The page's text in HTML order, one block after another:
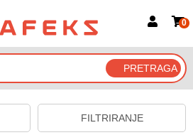
Prijavite se Google nalogom
0
FILTRIRANJE